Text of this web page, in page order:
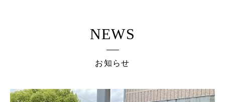
NEWS
お知らせ